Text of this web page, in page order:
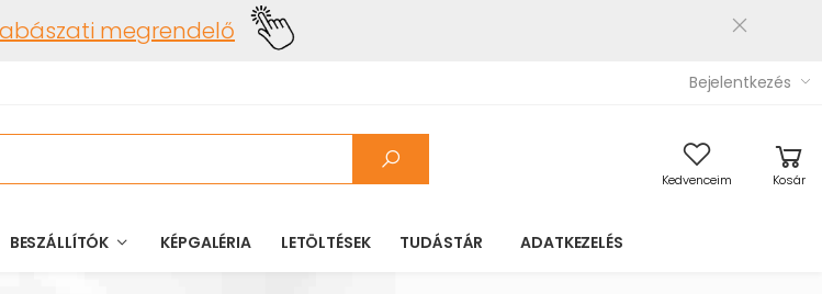
megrendelő
Bejelentkezés
Kedvenceim Kosár
BESZÁLLÍTÓK KÉPGALÉRIA LETÖLTÉSEK TUDÁSTÁR ADATKEZELÉS